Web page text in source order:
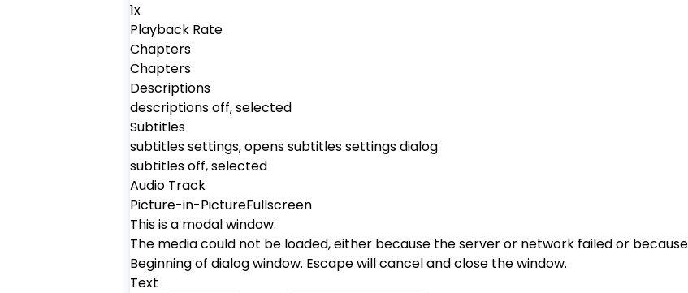
1x
Playback Rate
Chapters
Chapters
Descriptions
descriptions off, selected
Subtitles
subtitles settings, opens subtitles settings dialog
subtitles off, selected
Audio Track
Picture-in-PictureFullscreen
This is a modal window.
The media could not be loaded, either because the server or network failed or
Beginning of dialog window. Escape will cancel and close the window.
Text